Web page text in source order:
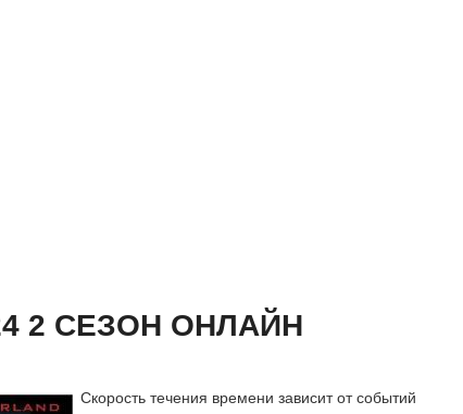
2 СЕЗОН ОНЛАЙН
Скорость течения времени зависит от событий